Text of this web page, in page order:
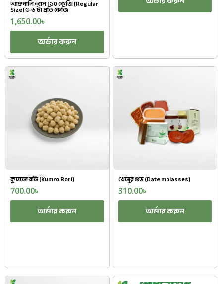
আম্রপালি আম | ১০ কেজি [Regular
Size] ৫-৬ টা প্রতি কেজি
1,650.00৳
অর্ডার করুন
কুমড়ো বড়ি (Kumro Bori)
700.00৳
অর্ডার করুন
খেজুর গুড় (Date molasses)
310.00৳
অর্ডার করুন